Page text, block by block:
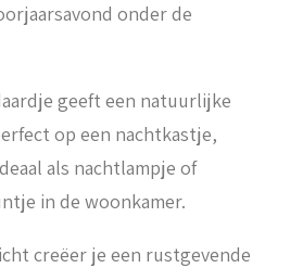
onder de
geeft een natuurlijke
op een nachtkastje,
als nachtlampje of
in de woonkamer.
creëer je een rustgevende